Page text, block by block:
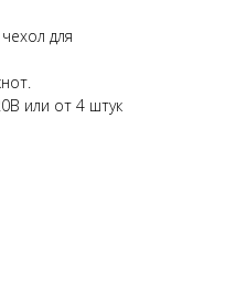
для
или от 4 штук